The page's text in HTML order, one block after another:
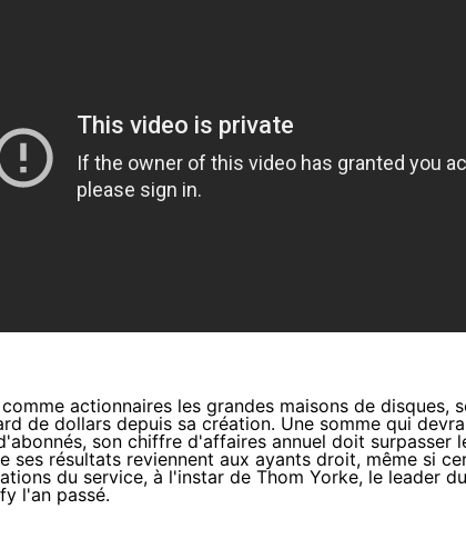
actionnaires les grandes maisons de disques,
de dollars depuis sa création. Une somme qui
son chiffre d'affaires annuel doit surpasser
ses résultats reviennent aux ayants droit, même si
du service, à l'instar de Thom Yorke, le leader
l'an passé.